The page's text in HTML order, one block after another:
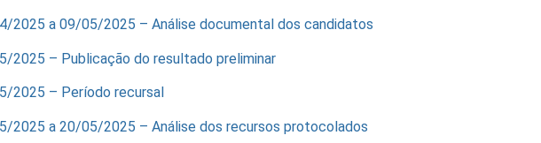
2025 a 09/05/2025 – Análise documental dos candidatos
2025 – Publicação do resultado preliminar
2025 – Período recursal
2025 a 20/05/2025 – Análise dos recursos protocolados